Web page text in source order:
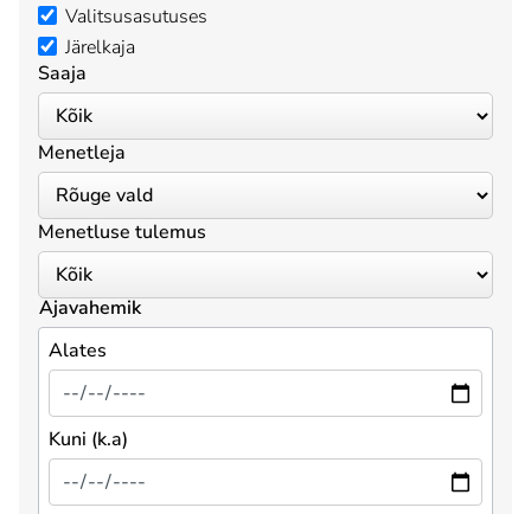
Valitsusasutuses
Järelkaja
Saaja
Menetleja
Menetluse tulemus
Ajavahemik
Alates
Kuni (k.a)